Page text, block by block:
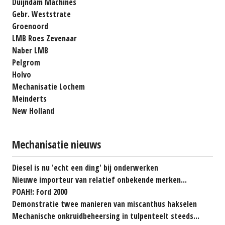
Gebr. Weststrate
Groenoord
LMB Roes Zevenaar
Naber LMB
Pelgrom
Holvo
Mechanisatie Lochem
Meinderts
New Holland
Mechanisatie nieuws
Diesel is nu 'echt een ding' bij onderwerken
Nieuwe importeur van relatief onbekende merken...
POAH!: Ford 2000
Demonstratie twee manieren van miscanthus hakselen
Mechanische onkruidbeheersing in tulpenteelt steeds...